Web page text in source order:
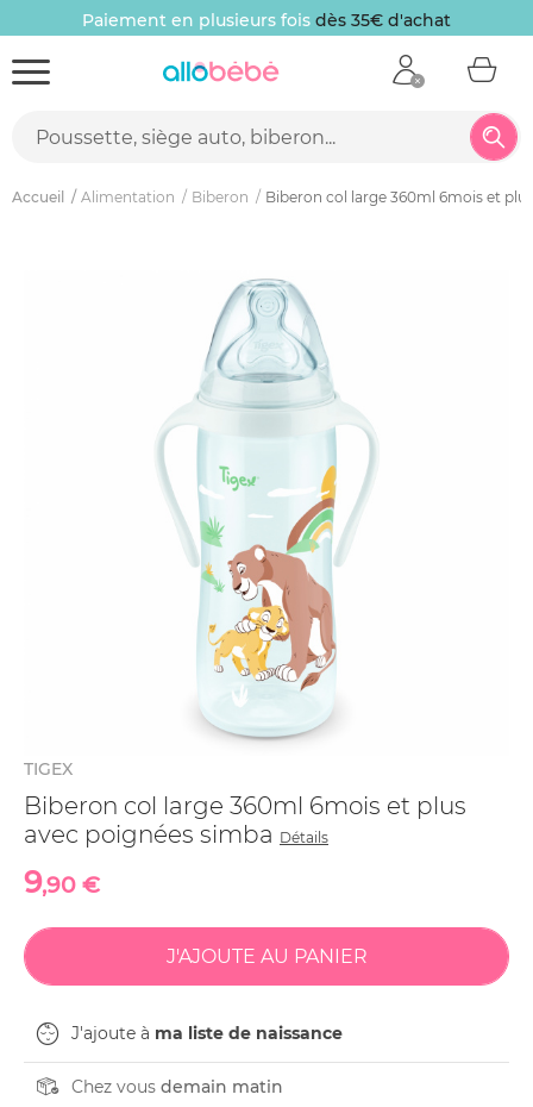
Paiement en plusieurs fois dès 35€ d'achat
Accueil Alimentation Biberon Biberon col large 360ml 6mois et
TIGEX
Biberon col large 360ml 6mois et plus
avec poignées simba Détails
9,90 €
J'ajoute à ma liste de naissance
Chez vous demain matin